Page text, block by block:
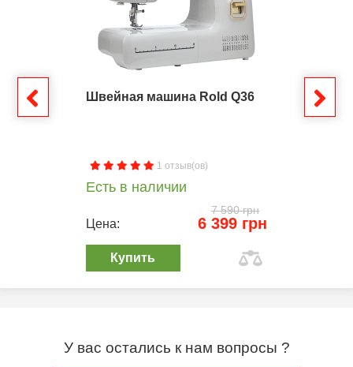
Швейная машина Rold Q36
1 отзыв(ов)
Есть в наличии
7 590 грн
Цена: 6 399 грн
Купить
У вас остались к нам вопросы ?